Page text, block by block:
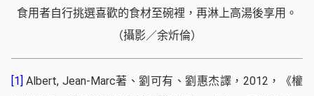
食用者自行挑選喜歡的食材至碗裡，再淋上高湯後享用。
（攝影／余炘倫）
[1]
Albert, Jean-Marc著、劉可有、劉惠杰譯，2012，《權